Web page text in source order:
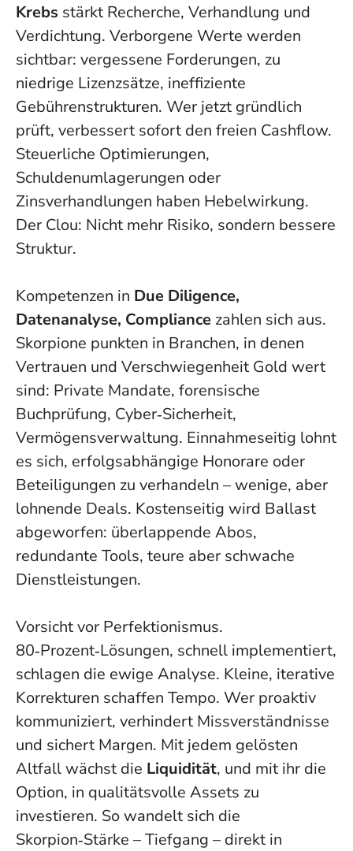
Krebs stärkt Recherche, Verhandlung und
Verdichtung. Verborgene Werte werden
sichtbar: vergessene Forderungen, zu
niedrige Lizenzsätze, ineffiziente
Gebührenstrukturen. Wer jetzt gründlich
prüft, verbessert sofort den freien Cashflow.
Steuerliche Optimierungen,
Schuldenumlagerungen oder
Zinsverhandlungen haben Hebelwirkung.
Der Clou: Nicht mehr Risiko, sondern bessere
Struktur.
Kompetenzen in Due Diligence,
Datenanalyse, Compliance zahlen sich aus.
Skorpione punkten in Branchen, in denen
Vertrauen und Verschwiegenheit Gold wert
sind: Private Mandate, forensische
Buchprüfung, Cyber‑Sicherheit,
Vermögensverwaltung. Einnahmeseitig lohnt
es sich, erfolgsabhängige Honorare oder
Beteiligungen zu verhandeln – wenige, aber
lohnende Deals. Kostenseitig wird Ballast
abgeworfen: überlappende Abos,
redundante Tools, teure aber schwache
Dienstleistungen.
Vorsicht vor Perfektionismus.
80‑Prozent‑Lösungen, schnell implementiert,
schlagen die ewige Analyse. Kleine, iterative
Korrekturen schaffen Tempo. Wer proaktiv
kommuniziert, verhindert Missverständnisse
und sichert Margen. Mit jedem gelösten
Altfall wächst die Liquidität, und mit ihr die
Option, in qualitätsvolle Assets zu
investieren. So wandelt sich die
Skorpion‑Stärke – Tiefgang – direkt in